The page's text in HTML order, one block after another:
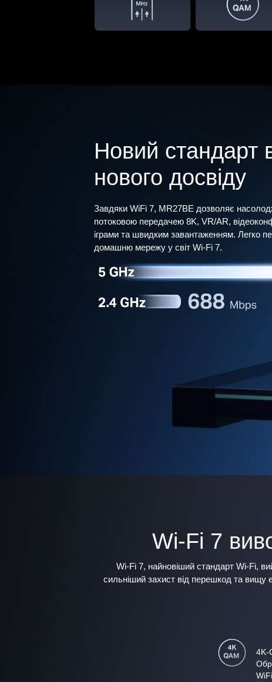
Новий стандарт
нового досвіду
Завдяки WiFi 7, MR27BE дозволяє
потоковою передачею 8K, VR/AR,
іграми та швидким завантаженням. Легко
домашню мережу у світ Wi-Fi 7.
Wi-Fi 7
Wi-Fi 7, найновіший стандарт Wi-Fi,
сильніший захист від перешкод та вищу
4K-